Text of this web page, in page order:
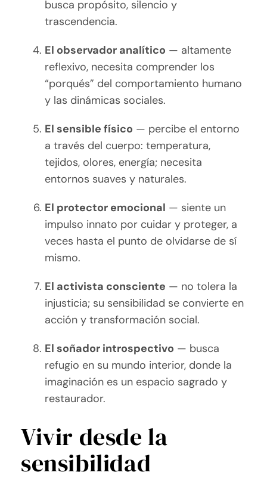
busca propósito, silencio y
trascendencia.
El observador analítico — altamente
reflexivo, necesita comprender los
“porqués” del comportamiento humano
y las dinámicas sociales.
El sensible físico — percibe el entorno
a través del cuerpo: temperatura,
tejidos, olores, energía; necesita
entornos suaves y naturales.
El protector emocional — siente un
impulso innato por cuidar y proteger, a
veces hasta el punto de olvidarse de sí
mismo.
El activista consciente — no tolera la
injusticia; su sensibilidad se convierte en
acción y transformación social.
El soñador introspectivo — busca
refugio en su mundo interior, donde la
imaginación es un espacio sagrado y
restaurador.
Vivir desde la
sensibilidad